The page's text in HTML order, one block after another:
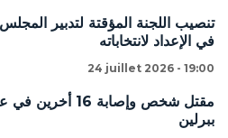
تنصيب اللجنة المؤقتة لتدبير
في الإعداد لانتخاباته
24 juillet 2026 - 19:00
مقتل شخص
ببرلين